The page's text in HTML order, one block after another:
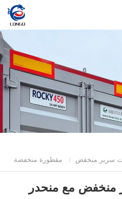
سرير منخفض مقطورة منخفضة
منخفض مع منحدر